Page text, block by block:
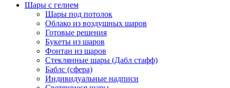
Шары с гелием
Шары под потолок
Облако из воздушных шаров
Готовые решения
Букеты из шаров
Фонтан из шаров
Стеклянные шары (Дабл стафф)
Баблс (сфера)
Индивидуальные надписи